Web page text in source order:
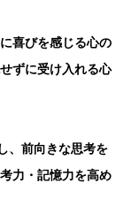
喜びを感じる心の
ずに受け入れる心
、前向きな思考を
力・記憶力を高め